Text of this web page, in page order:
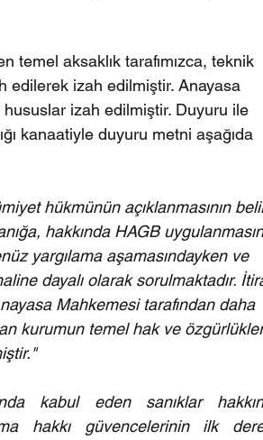
temel aksaklık tarafımızca, teknik
edilerek izah edilmiştir. Anayasa
izah edilmiştir. Duyuru ile
kanaatiyle duyuru metni aşağıda
hükmünün açıklanmasının
hakkında HAGB
yargılama aşamasındayken ve
dayalı olarak sorulmaktadır.
Mahkemesi tarafından daha
kurumun temel hak ve
kabul eden sanıklar
hakkı güvencelerinin ilk